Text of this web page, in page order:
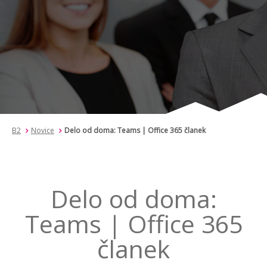
B2 Novice Delo od doma: Teams | Office 365 članek
Delo od doma:
Teams | Office 365
članek